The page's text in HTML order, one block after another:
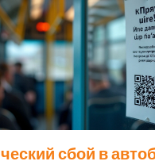
сбой в